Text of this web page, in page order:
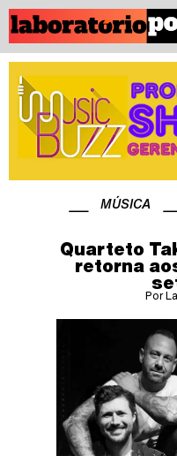
MÚSICA
Quarteto
retorna
Por